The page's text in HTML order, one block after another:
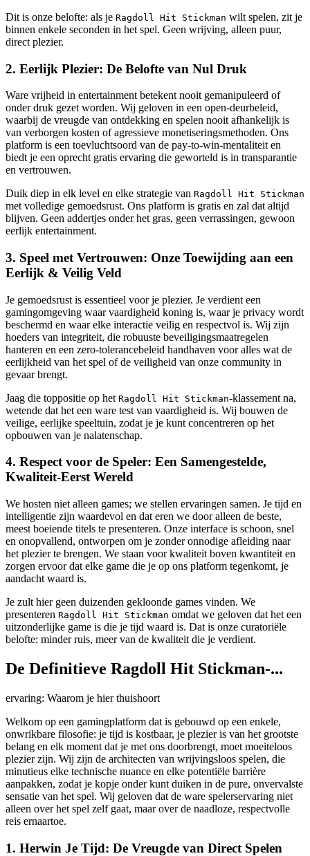
Dit is onze belofte: als je Ragdoll Hit Stickman wilt spelen, zit je
binnen enkele seconden in het spel. Geen wrijving, alleen puur,
direct plezier.
2. Eerlijk Plezier: De Belofte van Nul Druk
Ware vrijheid in entertainment betekent nooit gemanipuleerd of
onder druk gezet worden. Wij geloven in een open-deurbeleid,
waarbij de vreugde van ontdekking en spelen nooit afhankelijk is
van verborgen kosten of agressieve monetiseringsmethoden. Ons
platform is een toevluchtsoord van de pay-to-win-mentaliteit en
biedt je een oprecht gratis ervaring die geworteld is in transparantie
en vertrouwen.
Duik diep in elk level en elke strategie van Ragdoll Hit Stickman
met volledige gemoedsrust. Ons platform is gratis en zal dat altijd
blijven. Geen addertjes onder het gras, geen verrassingen, gewoon
eerlijk entertainment.
3. Speel met Vertrouwen: Onze Toewijding aan een
Eerlijk & Veilig Veld
Je gemoedsrust is essentieel voor je plezier. Je verdient een
gamingomgeving waar vaardigheid koning is, waar je privacy wordt
beschermd en waar elke interactie veilig en respectvol is. Wij zijn
hoeders van integriteit, die robuuste beveiligingsmaatregelen
hanteren en een zero-tolerancebeleid handhaven voor alles wat de
eerlijkheid van het spel of de veiligheid van onze community in
gevaar brengt.
Jaag die toppositie op het Ragdoll Hit Stickman-klassement na,
wetende dat het een ware test van vaardigheid is. Wij bouwen de
veilige, eerlijke speeltuin, zodat je je kunt concentreren op het
opbouwen van je nalatenschap.
4. Respect voor de Speler: Een Samengestelde,
Kwaliteit-Eerst Wereld
We hosten niet alleen games; we stellen ervaringen samen. Je tijd en
intelligentie zijn waardevol en dat eren we door alleen de beste,
meest boeiende titels te presenteren. Onze interface is schoon, snel
en onopvallend, ontworpen om je zonder onnodige afleiding naar
het plezier te brengen. We staan voor kwaliteit boven kwantiteit en
zorgen ervoor dat elke game die je op ons platform tegenkomt, je
aandacht waard is.
Je zult hier geen duizenden gekloonde games vinden. We
presenteren Ragdoll Hit Stickman omdat we geloven dat het een
uitzonderlijke game is die je tijd waard is. Dat is onze curatoriële
belofte: minder ruis, meer van de kwaliteit die je verdient.
De Definitieve Ragdoll Hit Stickman-...
ervaring: Waarom je hier thuishoort
Welkom op een gamingplatform dat is gebouwd op een enkele,
onwrikbare filosofie: je tijd is kostbaar, je plezier is van het grootste
belang en elk moment dat je met ons doorbrengt, moet moeiteloos
plezier zijn. Wij zijn de architecten van wrijvingsloos spelen, die
minutieus elke technische nuance en elke potentiële barrière
aanpakken, zodat je kopje onder kunt duiken in de pure, onvervalste
sensatie van het spel. Wij geloven dat de ware spelerservaring niet
alleen over het spel zelf gaat, maar over de naadloze, respectvolle
reis ernaartoe.
1. Herwin Je Tijd: De Vreugde van Direct Spelen